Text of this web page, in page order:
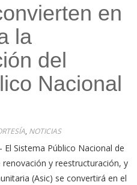
en
la
del
Nacional
, NOTICIAS
El Sistema Público Nacional de
y reestructuración, y
(Asic) se convertirá en el